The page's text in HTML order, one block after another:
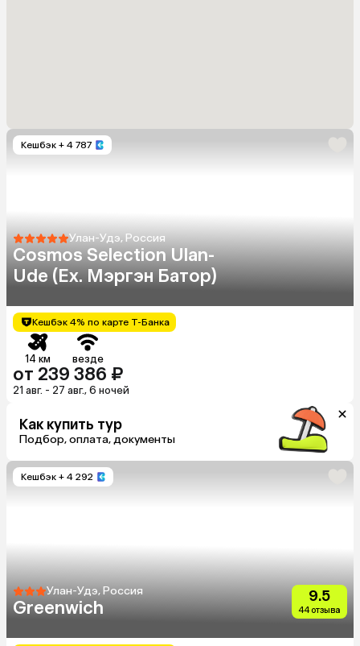
Кешбэк + 4 787
Улан-Удэ, Россия
Cosmos Selection Ulan-
Ude (Ex. Мэргэн Батор)
Кешбэк 4% по карте Т-Банка
14 км везде
от 239 386 ₽
21 авг. - 27 авг., 6 ночей
Как купить тур
Подбор, оплата, документы
Кешбэк + 4 292
Улан-Удэ, Россия
Greenwich
9.5
44 отзыва